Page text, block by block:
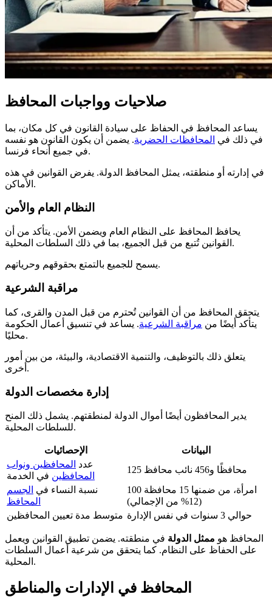
صلاحيات وواجبات المحافظ
يساعد المحافظ في الحفاظ على سيادة القانون في كل مكان، بما
في ذلك في المحافظات الحضرية. يضمن أن يكون القانون هو نفسه
في جميع أنحاء فرنسا.
في إدارته أو منطقته، يمثل المحافظ الدولة. يفرض القوانين في هذه
الأماكن.
النظام العام والأمن
يحافظ المحافظ على النظام العام ويضمن الأمن. يتأكد من أن
القوانين تُتبع من قبل الجميع، بما في ذلك السلطات المحلية.
يسمح للجميع بالتمتع بحقوقهم وحرياتهم.
مراقبة الشرعية
يتحقق المحافظ من أن القوانين تُحترم من قبل المدن والقرى، كما
يتأكد أيضًا من مراقبة الشرعية. يساعد في تنسيق أعمال الحكومة
محليًا.
يتعلق ذلك بالتوظيف، والتنمية الاقتصادية، والبيئة، من بين أمور
أخرى.
إدارة مخصصات الدولة
يدير المحافظون أيضًا أموال الدولة لمنطقتهم. يشمل ذلك المنح
للسلطات المحلية.
الإحصائيات
البيانات
عدد المحافظين ونواب
المحافظين في الخدمة
125 محافظًا و456 نائب محافظ
نسبة النساء في الجسم
المحافظ
100 امرأة، من ضمنها 15 محافظة
(12% من الإجمالي)
متوسط مدة تعيين المحافظين
حوالي 3 سنوات في نفس الإدارة
المحافظ هو ممثل الدولة في منطقته. يضمن تطبيق القوانين ويعمل
على الحفاظ على النظام. كما يتحقق من شرعية أعمال السلطات
المحلية.
المحافظ في الإدارات والمناطق